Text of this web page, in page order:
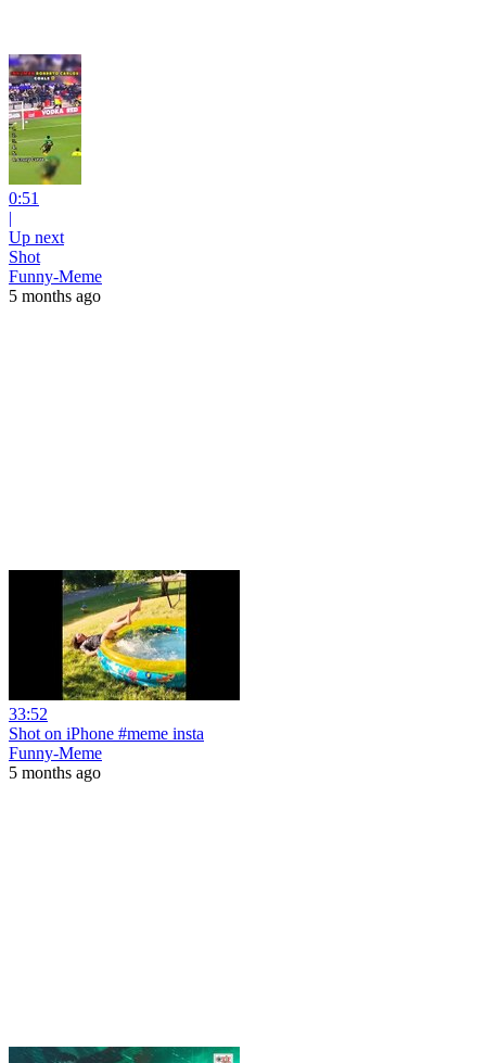
0:51
|
Up next
Shot
Funny-Meme
5 months ago
33:52
Shot on iPhone #meme insta
Funny-Meme
5 months ago